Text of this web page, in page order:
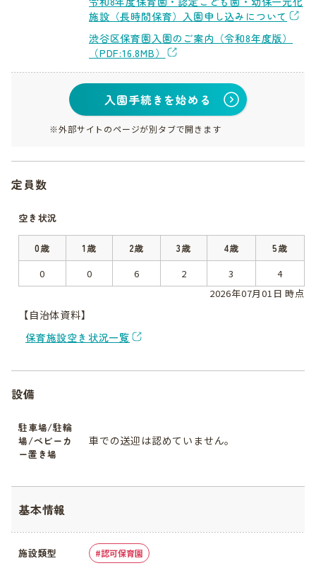
施設（長時間保育）入園申し込みについて
渋谷区保育園入園のご案内（令和8年度版）
（PDF:16.8MB）
入園手続きを始める
※外部サイトのページが別タブで開きます
定員数
空き状況
0歳 1歳 2歳 3歳 4歳
5歳
0
0 6 2 3
4
2026年07月01日 時点
【自治体資料】
保育施設空き状況一覧
設備
駐車場/駐輪
場/ベビーカ
ー置き場
車での送迎は認めていません。
基本情報
施設類型 認可保育園